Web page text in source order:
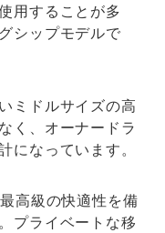
用することが多
シップモデルで
ミドルサイズの高
く、オーナードラ
になっています。
高級の快適性を備
プライベートな移